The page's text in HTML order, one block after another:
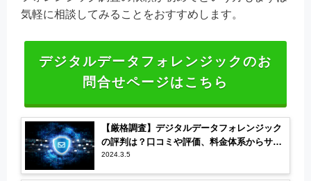
気軽に相談してみることをおすすめします。
デジタルデータフォレンジックのお
問合せページはこちら
【厳格調査】デジタルデータフォレンジック
の評判は？口コミや評価、料金体系からサー
ビスを調査
2024.3.5